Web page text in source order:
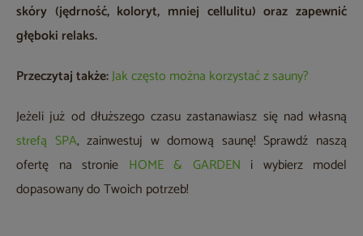
skóry (jędrność, koloryt, mniej cellulitu) oraz zapewnić
głęboki relaks.
Przeczytaj także:Jak często można korzystać z sauny?
Jeżeli już od dłuższego czasu zastanawiasz się nad własną
strefą SPA, zainwestuj w domową saunę! Sprawdź naszą
ofertę na stronie HOME & GARDEN i wybierz model
dopasowany do Twoich potrzeb!